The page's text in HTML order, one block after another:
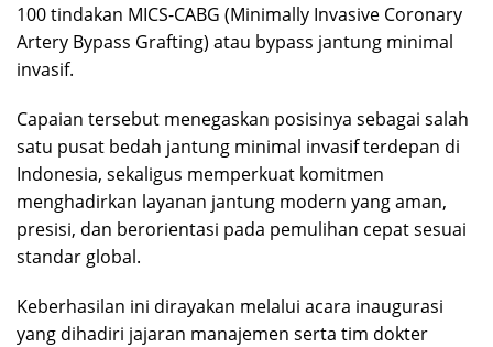
100 tindakan MICS-CABG (Minimally Invasive Coronary
Artery Bypass Grafting) atau bypass jantung minimal
invasif.
Capaian tersebut menegaskan posisinya sebagai salah
satu pusat bedah jantung minimal invasif terdepan di
Indonesia, sekaligus memperkuat komitmen
menghadirkan layanan jantung modern yang aman,
presisi, dan berorientasi pada pemulihan cepat sesuai
standar global.
Keberhasilan ini dirayakan melalui acara inaugurasi
yang dihadiri jajaran manajemen serta tim dokter